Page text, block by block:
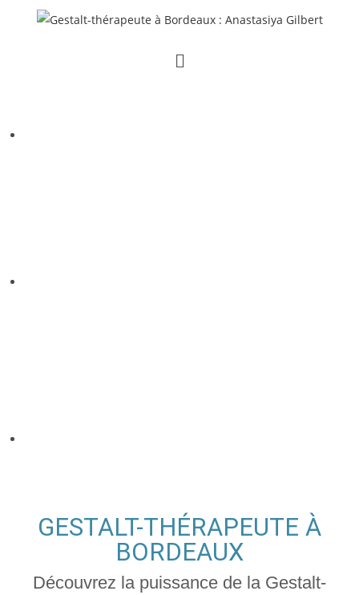
GESTALT-THÉRAPEUTE À
BORDEAUX
Découvrez la puissance de la Gestalt-